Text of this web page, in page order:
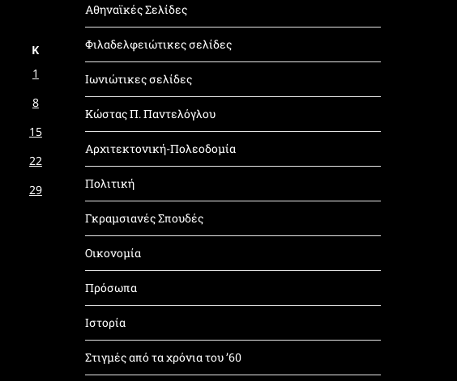
Κ
1
8
15
22
29
Αθηναϊκές Σελίδες
Φιλαδελφειώτικες σελίδες
Ιωνιώτικες σελίδες
Κώστας Π. Παντελόγλου
Αρχιτεκτονική-Πολεοδομία
Πολιτική
Γκραμσιανές Σπουδές
Οικονομία
Πρόσωπα
Ιστορία
Στιγμές από τα χρόνια του ’60